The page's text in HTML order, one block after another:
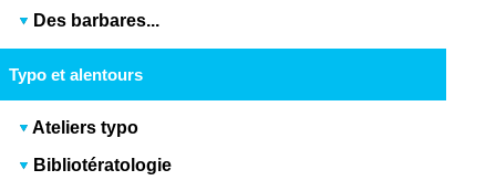
Des barbares...
Typo et alentours
Ateliers typo
Bibliotératologie